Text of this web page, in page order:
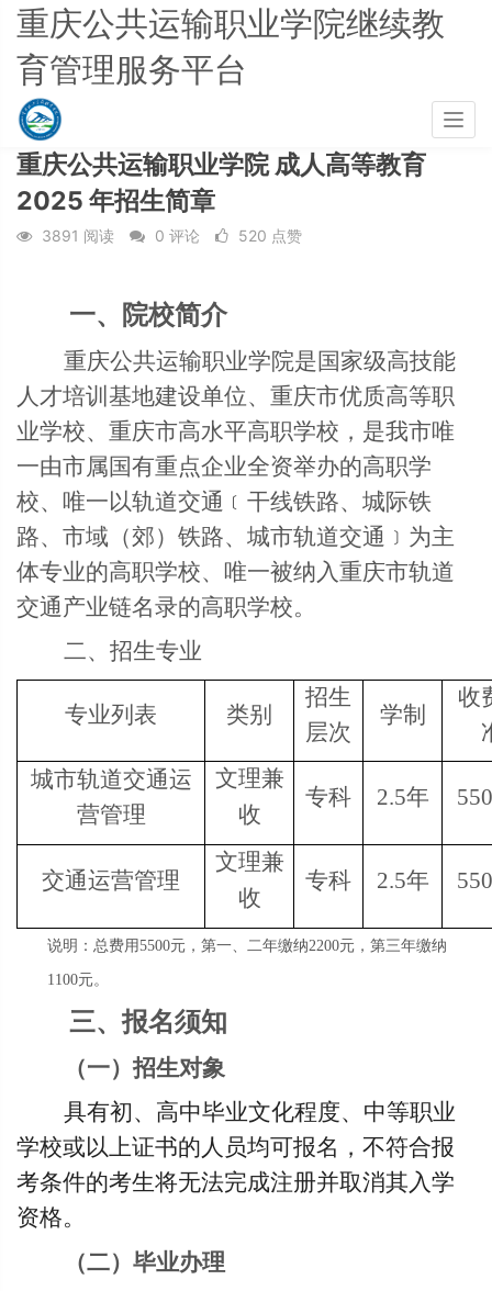
重庆公共运输职业学院继续教
育管理服务平台
首页
重庆公共运输职业学院 成人高等教育
2025 年招生简章
3891 阅读 0 评论 520 点赞
一、 院校简介
重庆公共运输职业学院是国家级高技能
人才培训基地建设单位、重庆市优质高等职
业学校、重庆市高水平高职学校，是我市唯
一由市属国有重点企业全资举办的高职学
校、唯一以轨道交通﹝干线铁路、城际铁
路、市域（郊）铁路、城市轨道交通﹞为主
体专业的高职学校、唯一被纳入重庆市轨道
交通产业链名录的高职学校。
二、 招生专业
专业列表 类别
招生
层次
学制
收
城市轨道交通运
营管理
文理兼
收
专科 2.5年
交通运营管理
文理兼
收
专科 2.5年
说明：总费用5500元，第一、二年缴纳2200元，第三年缴纳
1100元。
三、报名须知
（一）招生对象
具有初、高中毕业文化程度、中等职业
学校或以上证书的人员均可报名，不符合报
考条件的考生将无法完成注册并取消其入学
资格。
（二）毕业办理